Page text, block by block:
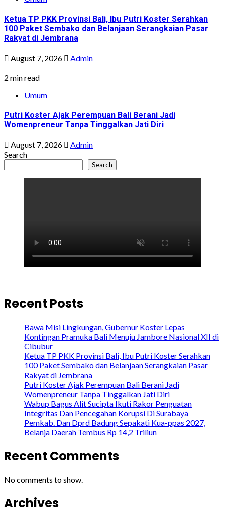
Ketua TP PKK Provinsi Bali, Ibu Putri Koster Serahkan
100 Paket Sembako dan Belanjaan Serangkaian Pasar
Rakyat di Jembrana
August 7, 2026
Admin
2 min read
Umum
Putri Koster Ajak Perempuan Bali Berani Jadi
Womenpreneur Tanpa Tinggalkan Jati Diri
August 7, 2026
Admin
Search
Search
Recent Posts
Bawa Misi Lingkungan, Gubernur Koster Lepas
Kontingan Pramuka Bali Menuju Jambore Nasional XII di
Cibubur
Ketua TP PKK Provinsi Bali, Ibu Putri Koster Serahkan
100 Paket Sembako dan Belanjaan Serangkaian Pasar
Rakyat di Jembrana
Putri Koster Ajak Perempuan Bali Berani Jadi
Womenpreneur Tanpa Tinggalkan Jati Diri
Wabup Bagus Alit Sucipta Ikuti Rakor Penguatan
Integritas Dan Pencegahan Korupsi Di Surabaya
Pemkab. Dan Dprd Badung Sepakati Kua-ppas 2027,
Belanja Daerah Tembus Rp 14,2 Triliun
Recent Comments
No comments to show.
Archives